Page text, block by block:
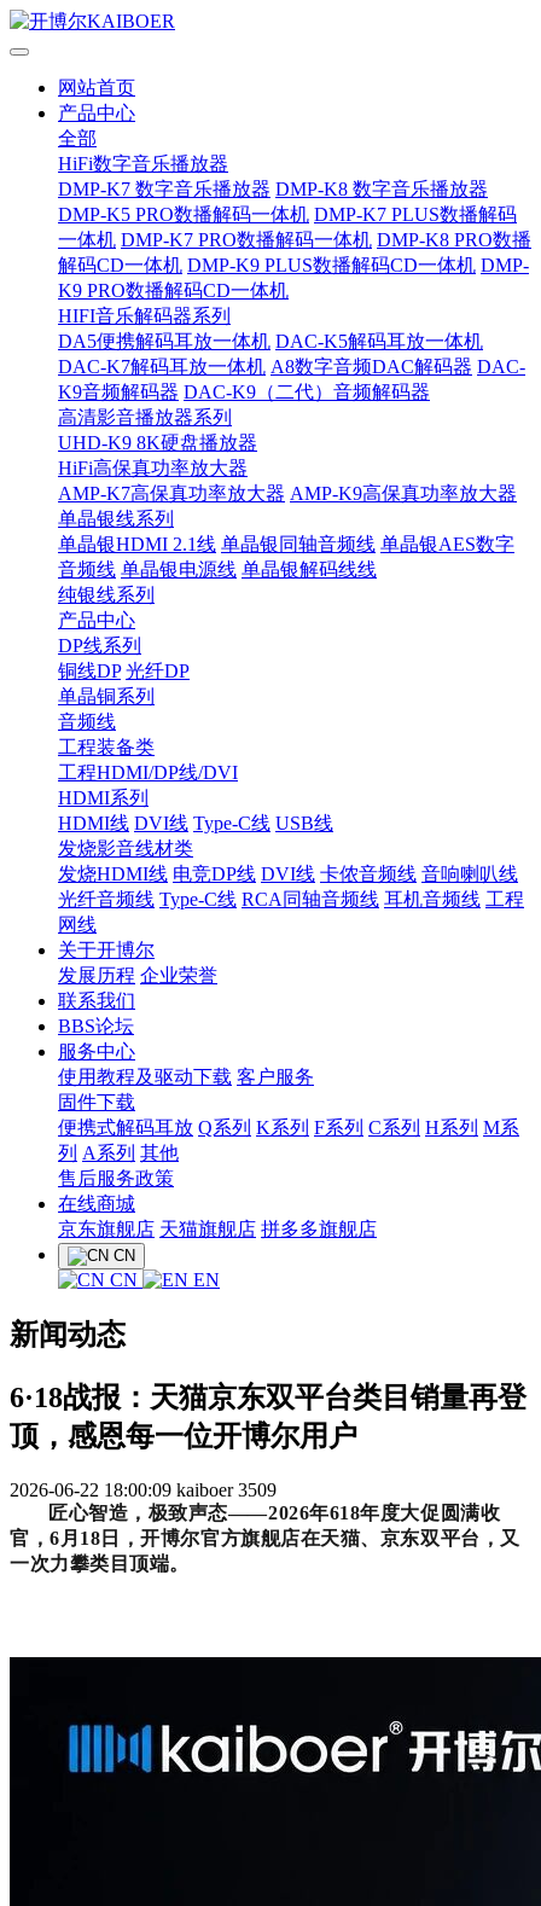
网站首页
产品中心
全部
HiFi数字音乐播放器
DMP-K7 数字音乐播放器 DMP-K8 数字音乐播放器
DMP-K5 PRO数播解码一体机 DMP-K7 PLUS数播解码
一体机 DMP-K7 PRO数播解码一体机 DMP-K8 PRO数播
解码CD一体机 DMP-K9 PLUS数播解码CD一体机 DMP-
K9 PRO数播解码CD一体机
HIFI音乐解码器系列
DA5便携解码耳放一体机 DAC-K5解码耳放一体机
DAC-K7解码耳放一体机 A8数字音频DAC解码器 DAC-
K9音频解码器 DAC-K9（二代）音频解码器
高清影音播放器系列
UHD-K9 8K硬盘播放器
HiFi高保真功率放大器
AMP-K7高保真功率放大器 AMP-K9高保真功率放大器
单晶银线系列
单晶银HDMI 2.1线 单晶银同轴音频线 单晶银AES数字
音频线 单晶银电源线 单晶银解码线线
纯银线系列
产品中心
DP线系列
铜线DP 光纤DP
单晶铜系列
音频线
工程装备类
工程HDMI/DP线/DVI
HDMI系列
HDMI线 DVI线 Type-C线 USB线
发烧影音线材类
发烧HDMI线 电竞DP线 DVI线 卡侬音频线 音响喇叭线
光纤音频线 Type-C线 RCA同轴音频线 耳机音频线 工程
网线
关于开博尔
发展历程 企业荣誉
联系我们
BBS论坛
服务中心
使用教程及驱动下载 客户服务
固件下载
便携式解码耳放 Q系列 K系列 F系列 C系列 H系列 M系
列 A系列 其他
售后服务政策
在线商城
京东旗舰店 天猫旗舰店 拼多多旗舰店
CN
CN EN
新闻动态
6·18战报：天猫京东双平台类目销量再登
顶，感恩每一位开博尔用户
2026-06-22 18:00:09 kaiboer 3509
匠心智造，极致声态——2026年618年度大促圆满收
官，6月18日，开博尔官方旗舰店在天猫、京东双平台，又
一次力攀类目顶端。